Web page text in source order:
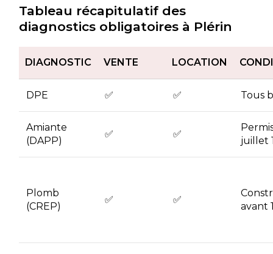
Tableau récapitulatif des
diagnostics obligatoires à Plérin
DIAGNOSTIC VENTE LOCATION
DPE ✅ ✅ Tous
Amiante
(DAPP)
✅ ✅
juillet
Plomb
(CREP)
✅ ✅
avant